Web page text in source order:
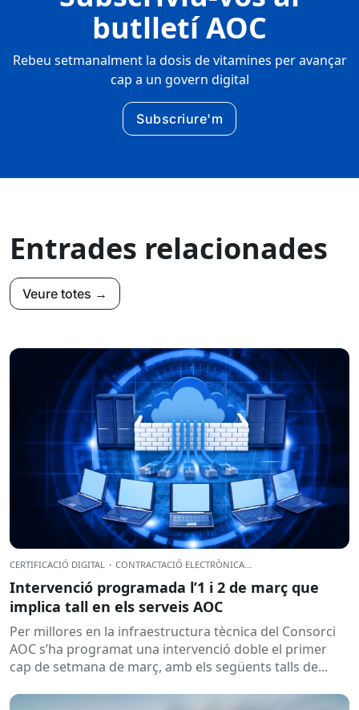
butlletí AOC
Rebeu setmanalment la dosis de vitamines per avançar
cap a un govern digital
Subscriure'm
Entrades relacionades
Veure totes →
CERTIFICACIÓ DIGITAL · CONTRACTACIÓ ELECTRÒNICA
Intervenció programada l’1 i 2 de març que
implica tall en els serveis AOC
Per millores en la infraestructura tècnica del Consorci
AOC s’ha programat una intervenció doble el primer
cap de setmana de març, amb els següents talls de...